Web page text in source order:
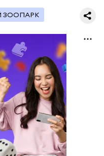
ЗООПАРК